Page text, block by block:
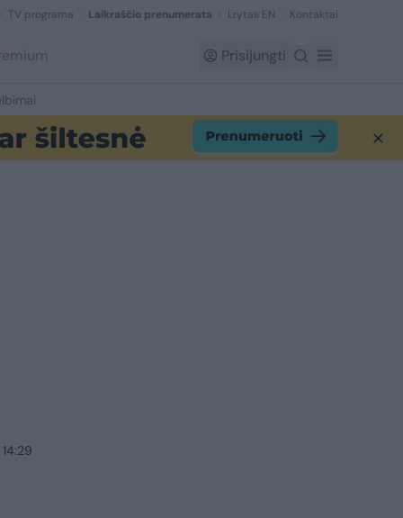
TV programa Laikraščio prenumerata Lrytas EN Kontaktai
Prisijungti